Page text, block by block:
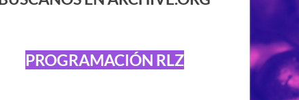
PROGRAMACIÓN RLZ